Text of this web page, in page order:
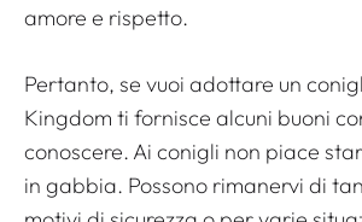
amore e rispetto.
Pertanto, se vuoi adottare un
Kingdom ti fornisce alcuni buoni
conoscere. Ai conigli non piace
in gabbia. Possono rimanervi di